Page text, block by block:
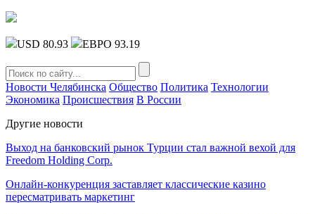
USD 80.93 ЕВРО 93.19
Новости Челябинска Общество Политика Технологии
Экономика Происшествия В России
Другие новости
Выход на банковский рынок Турции стал важной вехой для
Freedom Holding Corp.
Онлайн-конкуренция заставляет классические казино
пересматривать маркетинг